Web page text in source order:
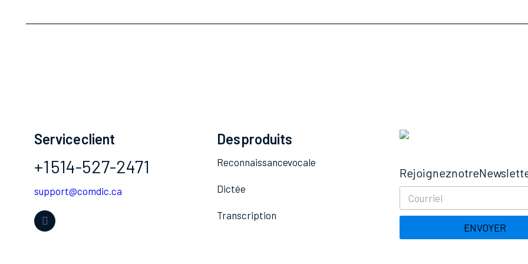
Service client
+1 514-527-2471
support@comdic.ca
Des produits
Reconnaissance vocale
Dictée
Transcription
Rejoignez notre
ENVOYER